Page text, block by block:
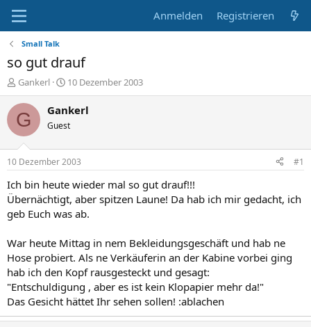
Anmelden Registrieren
Small Talk
so gut drauf
E
r
s
t
e
r
Gankerl
E
r
s
e
l
t
a
m
10 Dezember 2003
G Gankerl
Guest
10 Dezember 2003 #1
Ich bin heute wieder mal so gut drauf!!!
Übernächtigt, aber spitzen Laune! Da hab ich mir gedacht, ich
geb Euch was ab.
War heute Mittag in nem Bekleidungsgeschäft und hab ne
Hose probiert. Als ne Verkäuferin an der Kabine vorbei ging
hab ich den Kopf rausgesteckt und gesagt:
"Entschuldigung , aber es ist kein Klopapier mehr da!"
Das Gesicht hättet Ihr sehen sollen! :ablachen